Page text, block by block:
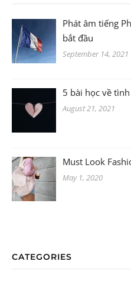
Phát âm tiếng
bắt đầu
September 14, 2021
5 bài học về
August 21, 2021
Must Look
May 1, 2020
CATEGORIES